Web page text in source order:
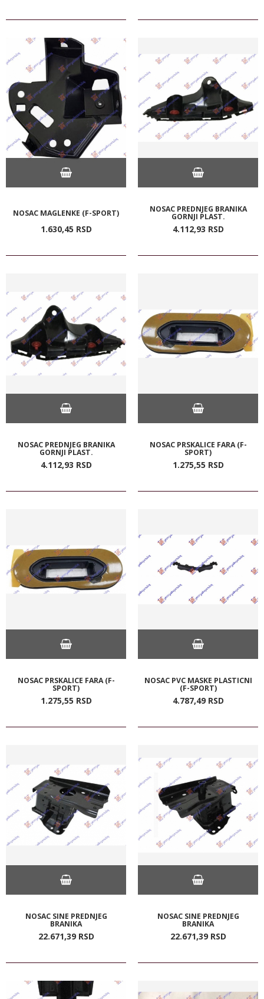
NOSAC MAGLENKE (F-SPORT)
1.630,45 RSD
NOSAC PREDNJEG BRANIKA
GORNJI PLAST.
4.112,93 RSD
NOSAC PREDNJEG BRANIKA
GORNJI PLAST.
4.112,93 RSD
NOSAC PRSKALICE FARA (F-
SPORT)
1.275,55 RSD
NOSAC PRSKALICE FARA (F-
SPORT)
1.275,55 RSD
NOSAC PVC MASKE PLASTICNI
(F-SPORT)
4.787,49 RSD
NOSAC SINE PREDNJEG
BRANIKA
22.671,39 RSD
NOSAC SINE PREDNJEG
BRANIKA
22.671,39 RSD